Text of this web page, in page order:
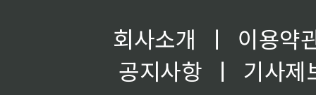
회사소개 ㅣ
이용약
공지사항
ㅣ
기사제